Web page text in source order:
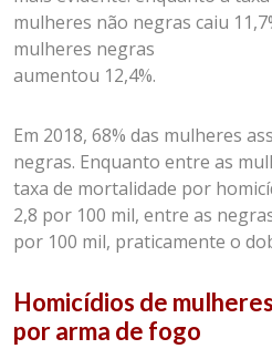
mulheres não negras caiu
mulheres negras
aumentou 12,4%.
Em 2018, 68% das mulheres
negras. Enquanto entre as
taxa de mortalidade por
2,8 por 100 mil, entre as
por 100 mil, praticamente o
Homicídios de
por arma de fogo